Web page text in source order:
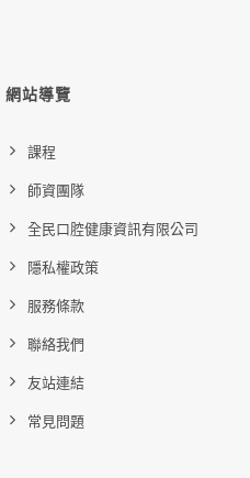
網站導覽
課程
師資團隊
全民口腔健康資訊有限公司
隱私權政策
服務條款
聯絡我們
友站連結
常見問題